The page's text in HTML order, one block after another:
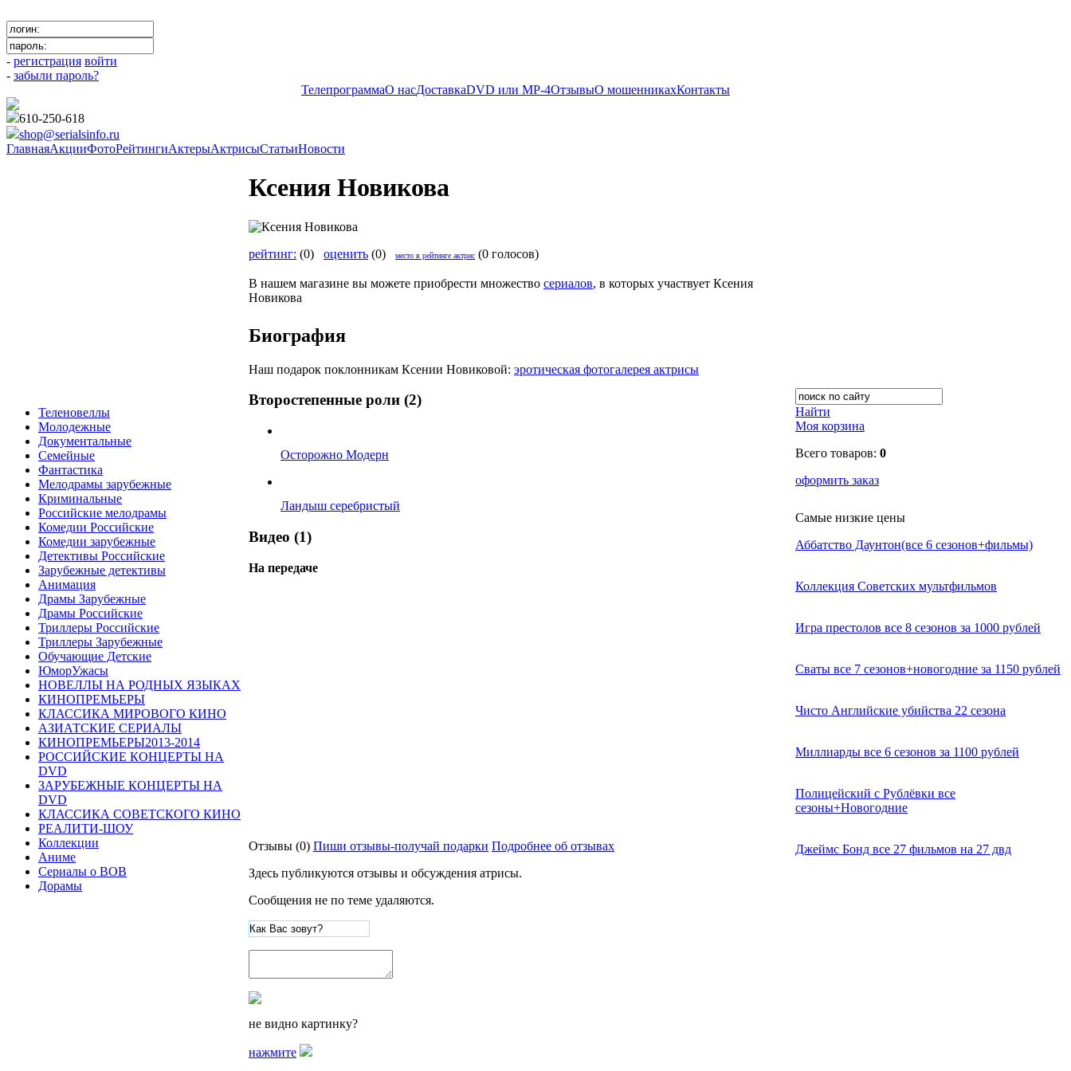
- регистрация войти
- забыли пароль?
ТелепрограммаО насДоставкаDVD или MP-4ОтзывыО мошенникахКонтакты
610-250-618
shop@serialsinfo.ru
ГлавнаяАкцииФотоРейтингиАктерыАктрисыСтатьиНовости
Теленовеллы
Молодежные
Документальные
Семейные
Фантастика
Мелодрамы зарубежные
Криминальные
Российские мелодрамы
Комедии Российские
Комедии зарубежные
Детективы Российские
Зарубежные детективы
Анимация
Драмы Зарубежные
Драмы Российские
Триллеры Российские
Триллеры Зарубежные
Обучающие Детские
ЮморУжасы
НОВЕЛЛЫ НА РОДНЫХ ЯЗЫКАХ
КИНОПРЕМЬЕРЫ
КЛАССИКА МИРОВОГО КИНО
АЗИАТСКИЕ СЕРИАЛЫ
КИНОПРЕМЬЕРЫ2013-2014
РОССИЙСКИЕ КОНЦЕРТЫ НА
DVD
ЗАРУБЕЖНЫЕ КОНЦЕРТЫ НА
DVD
КЛАССИКА СОВЕТСКОГО КИНО
РЕАЛИТИ-ШОУ
Коллекции
Аниме
Сериалы о ВОВ
Дорамы
Ксения Новикова
рейтинг: (0) оценить (0) место в рейтинге актрис (0 голосов)
В нашем магазине вы можете приобрести множество сериалов, в которых участвует Ксения
Новикова
Биография
Наш подарок поклонникам Ксении Новиковой: эротическая фотогалерея актрисы
Второстепенные роли (2)
Осторожно Модерн
Ландыш серебристый
Видео (1)
На передаче
Отзывы (0) Пиши отзывы-получай подарки Подробнее об отзывах
Здесь публикуются отзывы и обсуждения атрисы.
Сообщения не по теме удаляются.
не видно картинку?
нажмите
Найти
Моя корзина
Всего товаров: 0
оформить заказ
Самые низкие цены
Аббатство Даунтон(все 6 сезонов+фильмы)
Коллекция Советских мультфильмов
Игра престолов все 8 сезонов за 1000 рублей
Сваты все 7 сезонов+новогодние за 1150 рублей
Чисто Английские убийства 22 сезона
Миллиарды все 6 сезонов за 1100 рублей
Полицейский с Рублёвки все
сезоны+Новогодние
Джеймс Бонд все 27 фильмов на 27 двд